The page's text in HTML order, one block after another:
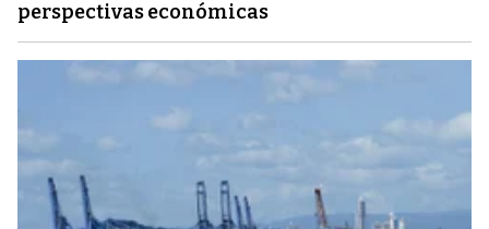
perspectivas económicas